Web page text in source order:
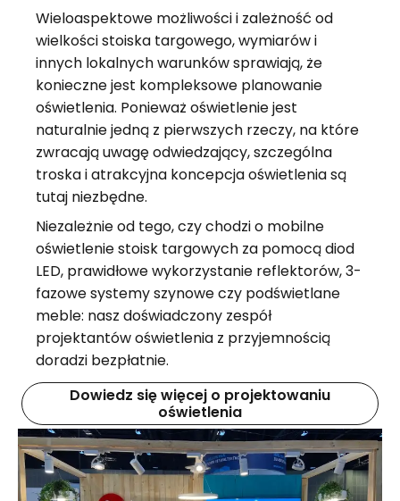
Wieloaspektowe możliwości i zależność od
wielkości stoiska targowego, wymiarów i
innych lokalnych warunków sprawiają, że
konieczne jest kompleksowe planowanie
oświetlenia. Ponieważ oświetlenie jest
naturalnie jedną z pierwszych rzeczy, na które
zwracają uwagę odwiedzający, szczególna
troska i atrakcyjna koncepcja oświetlenia są
tutaj niezbędne.
Niezależnie od tego, czy chodzi o mobilne
oświetlenie stoisk targowych za pomocą diod
LED, prawidłowe wykorzystanie reflektorów, 3-
fazowe systemy szynowe czy podświetlane
meble: nasz doświadczony zespół
projektantów oświetlenia z przyjemnością
doradzi bezpłatnie.
Dowiedz się więcej o projektowaniu
oświetlenia